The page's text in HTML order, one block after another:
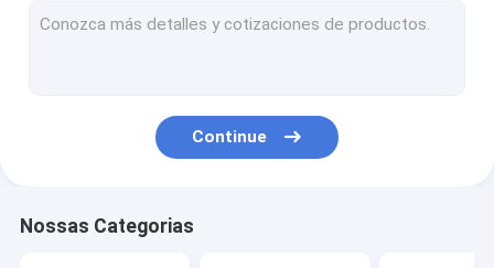
Continue
Nossas Categorias